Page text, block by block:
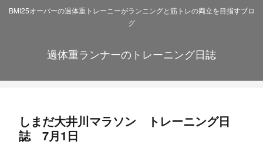
BMI25オーバーの過体重トレーニーがランニングと筋トレの両立を目指すブロ
グ
過体重ランナーのトレーニング日誌
しまだ大井川マラソン トレーニング日
誌 7月1日